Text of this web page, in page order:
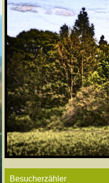
Besucherzähler